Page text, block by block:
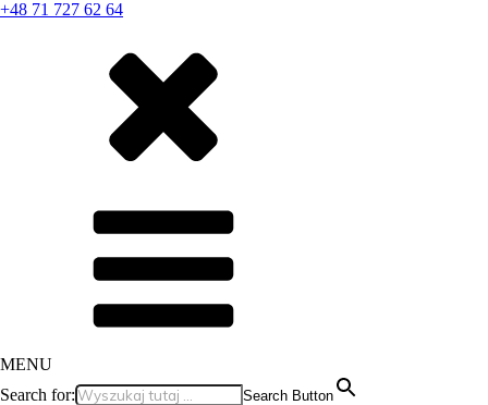
+48 71 727 62 64
MENU
Search for:
Search Button